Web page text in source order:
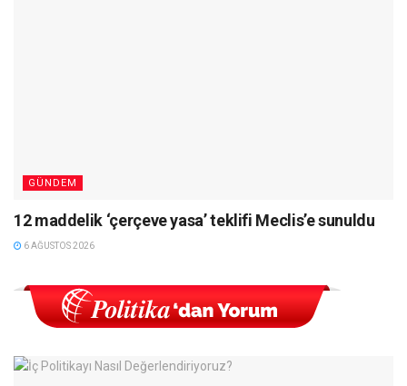
GÜNDEM
12 maddelik ‘çerçeve yasa’ teklifi Meclis’e sunuldu
6 AĞUSTOS 2026